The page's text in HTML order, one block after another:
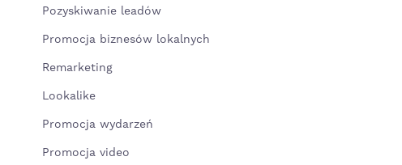
Pozyskiwanie leadów
Promocja biznesów lokalnych
Remarketing
Lookalike
Promocja wydarzeń
Promocja video